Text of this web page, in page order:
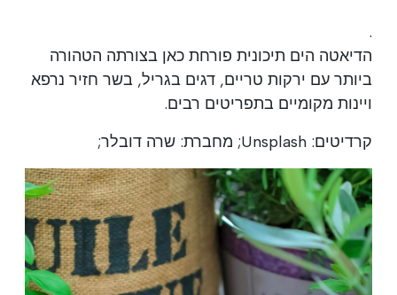
.
הדיאטה הים תיכונית פורחת כאן בצורתה הטהורה
ביותר עם ירקות טריים, דגים בגריל, בשר חזיר נרפא
ויינות מקומיים בתפריטים רבים.
קרדיטים: Unsplash; מחברת: שרה דובלר;